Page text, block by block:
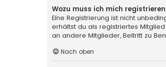
Wozu muss ich mich
Eine Registrierung ist nicht
erhältst du als registriertes
an andere Mitglieder, Beitritt zu
Nach oben